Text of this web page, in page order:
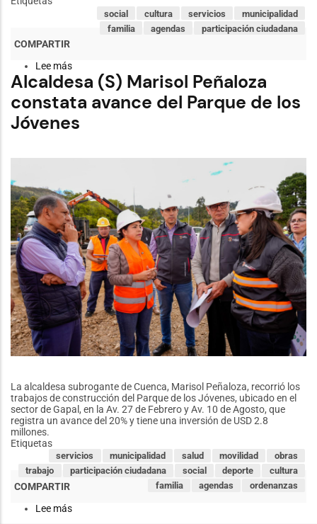
municipalidad
servicios
cultura
social
participación ciudadana
agendas
familia
Lee más
El
Mercado
10
de
Agosto
años
tradición
y
gastronomía
Alcaldesa (S) Marisol Peñaloza
constata avance del Parque de los
Jóvenes
La alcaldesa subrogante de Cuenca, Marisol Peñaloza, recorrió los
trabajos de construcción del Parque de los Jóvenes, ubicado en el
sector de Gapal, en la Av. 27 de Febrero y Av. 10 de Agosto, que
registra un avance del 20% y tiene una inversión de USD 2.8
millones.
Etiquetas
obras
movilidad
salud
municipalidad
servicios
cultura
deporte
social
participación ciudadana
trabajo
ordenanzas
agendas
familia
Lee más